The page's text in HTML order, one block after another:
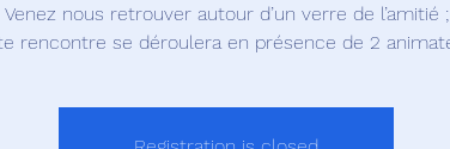
Venez nous retrouver autour d’un verre de l’amitié ;